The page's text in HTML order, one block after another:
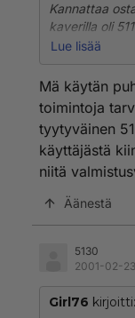
Kannattaa
kaverilla oli
se ollu
Lue lisää
Mä käytän
toimintoja
tyytyväinen
käyttäjästä
niitä
Äänestä
5130
2001-02-
Girl76 kirjoitti: